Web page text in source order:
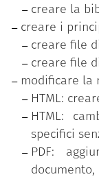
RMarkdown,
per l’utilizzo di
di documenti
corso
Science. Esse
comunità
a chiunque
analisi
l'altro,
aumentare
creare la
creare i
creare file
creare file
modificare la
HTML:
HTML:
specifici
PDF:
documento,